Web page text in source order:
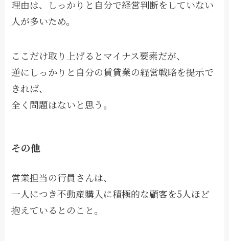
理由は、しっかりと自分で経営判断をしていない
人が多いため。
ここだけ取り上げるとマイナス要素だが、
逆にしっかりと自分の賃貸業の経営戦略を提示で
きれば、
全く問題はないと思う。
その他
営業担当の行員さんは、
一人につき不動産購入に積極的な顧客を5人ほど
抱えているとのこと。